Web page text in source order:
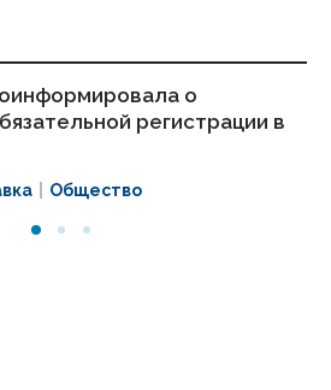
о
регистрации в
Общество